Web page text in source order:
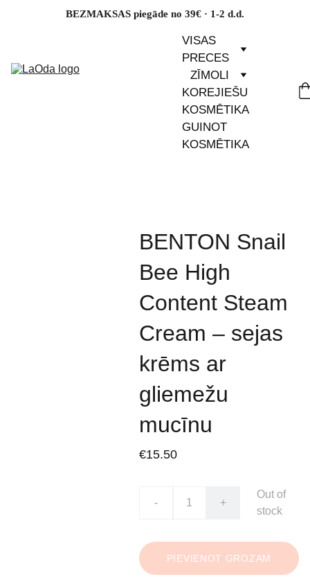
BEZMAKSAS piegāde no 39€ · 1-2 d.d.
VISAS
PRECES
ZĪMOLI
KOREJIEŠU
KOSMĒTIKA
GUINOT
KOSMĒTIKA
BENTON Snail
Bee High
Content Steam
Cream – sejas
krēms ar
gliemežu
mucīnu
€15.50
- +
Out of
stock
PIEVIENOT GROZAM